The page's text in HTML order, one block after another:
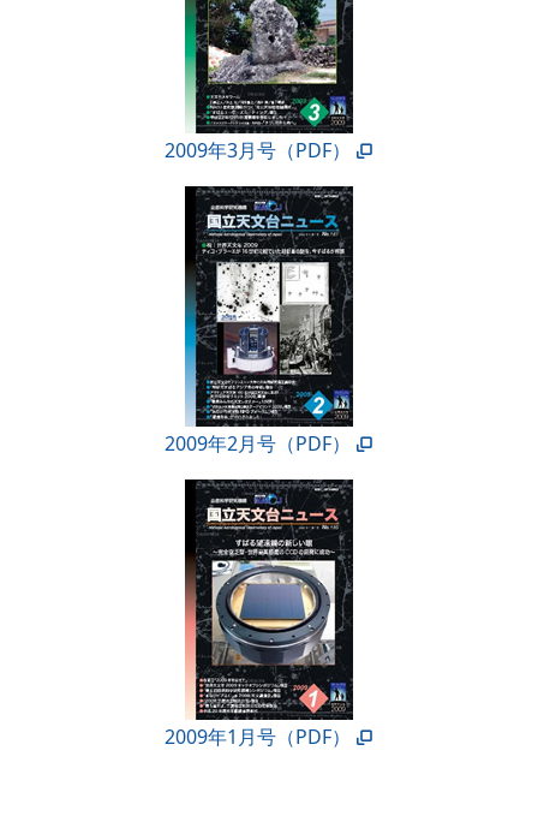
2009年3月号（PDF）
2009年2月号（PDF）
2009年1月号（PDF）